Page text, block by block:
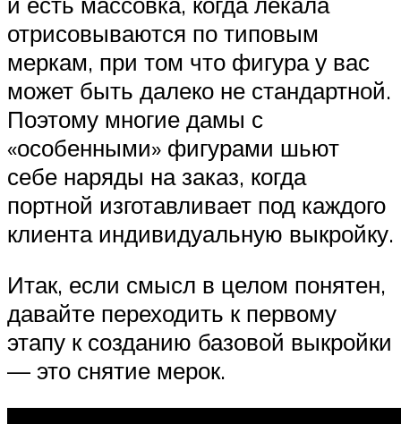
отрисовываются по типовым
меркам, при том что фигура у вас
может быть далеко не стандартной.
Поэтому многие дамы с
«особенными» фигурами шьют
себе наряды на заказ, когда
портной изготавливает под каждого
клиента индивидуальную выкройку.
Итак, если смысл в целом понятен,
давайте переходить к первому
этапу к созданию базовой выкройки
— это снятие мерок.